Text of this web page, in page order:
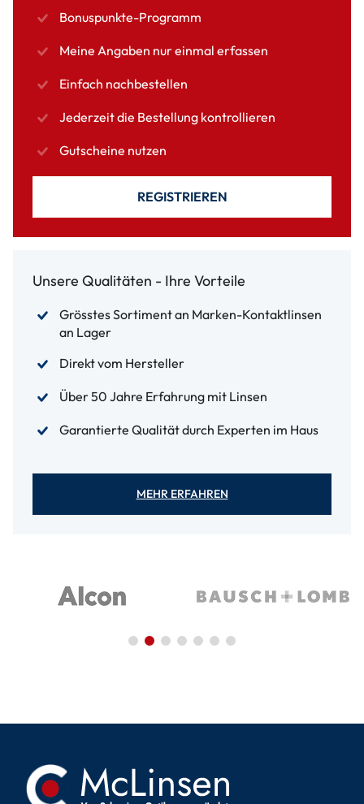
Bonuspunkte-Programm
Meine Angaben nur einmal erfassen
Einfach nachbestellen
Jederzeit die Bestellung kontrollieren
Gutscheine nutzen
REGISTRIEREN
Unsere Qualitäten - Ihre Vorteile
Grösstes Sortiment an Marken-Kontaktlinsen
an Lager
Direkt vom Hersteller
Über 50 Jahre Erfahrung mit Linsen
Garantierte Qualität durch Experten im Haus
MEHR ERFAHREN